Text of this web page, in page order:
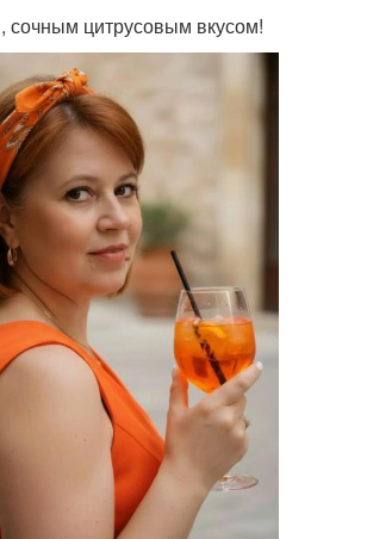
сочным цитрусовым вкусом!